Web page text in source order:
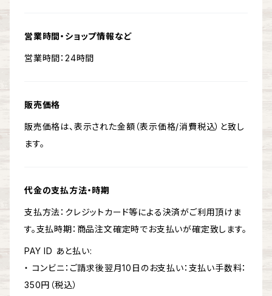
営業時間・ショップ情報など
営業時間：24時間
販売価格
販売価格は、表示された金額（表示価格/消費税込）と致し
ます。
代金の支払方法・時期
支払方法：クレジットカード等による決済がご利用頂けま
す。支払時期：商品注文確定時でお支払いが確定致します。
PAY ID あと払い:
・ コンビニ：ご請求後翌月10日のお支払い：支払い手数料：
350円（税込）